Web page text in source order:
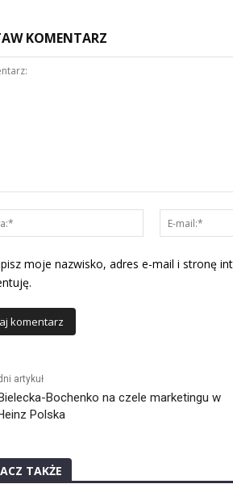
KOMENTARZ
Nazwa:*
moje nazwisko, adres e-mail i stronę
artykuł
Bochenko na czele marketingu w
Polska
TAKŻE